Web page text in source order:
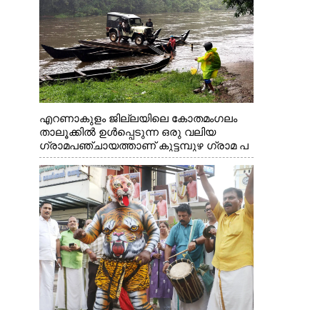
എറണാകുളം ജില്ലയിലെ കോതമംഗലം
താലൂക്കിൽ ഉൾപ്പെടുന്ന ഒരു വലിയ
ഗ്രാമപഞ്ചായത്താണ് കുട്ടമ്പുഴ ഗ്രാമ പ
ഞ്ചായത്ത്. ആദിവാസി ഊരുകളായ
വെള്ളാരംകുത്ത്, കത്തിപ്പാറ, ഉറിയംപെട്ടി,
തേക്കല്ല്, വെട്ടിക്കല്ല്, മഞ്ചപ്പാറ എന്നീ
ആറു സ്ഥലങ്ങളിലേക്കുള്ള പ്രധാന
സഞ്ചാര മാർഗമാണ് ഈ കാണുന്ന
കടത്ത് വള്ളം